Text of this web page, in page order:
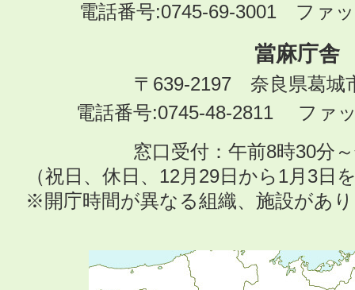
電話番号:0745-69-3001 ファ
當麻庁舎
〒639-2197 奈良県葛城
電話番号:0745-48-2811 ファ
窓口受付：午前8時30分
（祝日、休日、12月29日から1月3日
※開庁時間が異なる組織、施設があ